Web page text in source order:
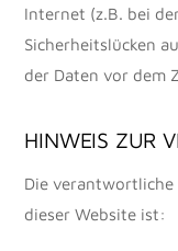
Internet (z.B. bei
Sicherheitslücken
der Daten vor dem
HINWEIS ZUR
Die
dieser Website ist: